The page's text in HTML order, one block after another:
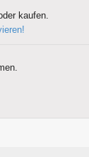
kaufen.